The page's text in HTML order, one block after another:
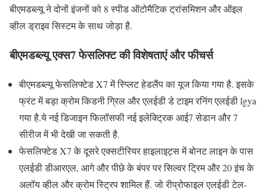
बीएमडब्ल्यू ने दोनों इंजनों को 8 स्पीड ऑटोमैटिक ट्रांसमिशन और ऑइल
व्हील ड्राइव सिस्टम के साथ जोड़ा है.
बीएमडब्ल्यू एक्स7 फेसलिफ्ट की विशेषताएं और फीचर्स
बीएमडब्ल्यू फेसलिफ्टेड X7 में स्प्लिट हेडलैंप का यूज किया गया है. इसके
फ्रंट में बड़ा क्रोम किडनी ग्रिल और एलईडी डे टाइम रनिंग एलईडी lgya
गया है.ये नई डिजाइन फिलॉसफी नई इलेक्ट्रिक आई7 सेडान और 7
सीरीज में भी देखी जा सकती है.
फेसलिफ्टेड X7 के दूसरे एक्सटीरियर हाइलाइट्स में बोनट लाइन के पास
एलईडी डीआरएल, आगे और पीछे के बंपर पर सिल्वर ट्रिम और 20 इंच के
अलॉय व्हील और क्रोम स्ट्रिप शामिल हैं. जो रीप्रोफाइल एलईडी टेल-